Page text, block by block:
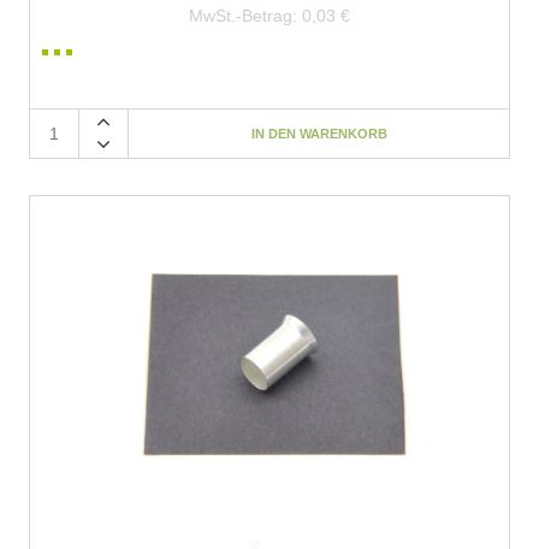
MwSt.-Betrag: 0,03 €